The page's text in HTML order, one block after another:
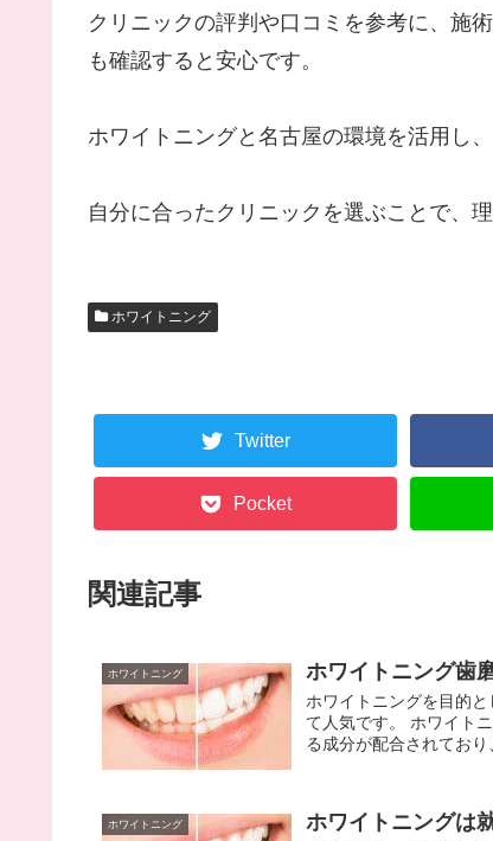
クリニックの評判や口コミを参考に、施
も確認すると安心です。
ホワイトニングと名古屋の環境を活用し
自分に合ったクリニックを選ぶことで、
ホワイトニング
Twitter
Pocket
関連記事
ホワイトニング ホワイトニング歯
ホワイトニングを目的
て人気です。 ホワイト
る成分が配合されてお
ホワイトニング ホワイトニングは